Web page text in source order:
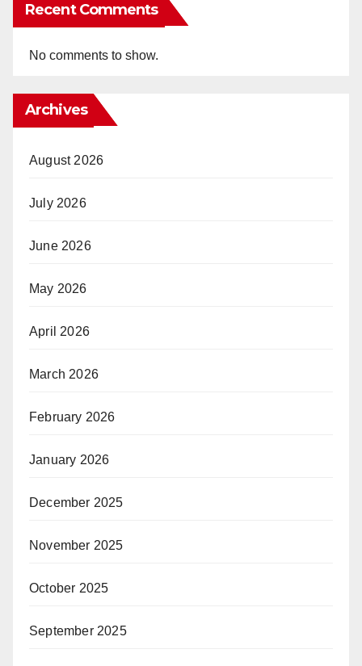
Recent Comments
No comments to show.
Archives
August 2026
July 2026
June 2026
May 2026
April 2026
March 2026
February 2026
January 2026
December 2025
November 2025
October 2025
September 2025